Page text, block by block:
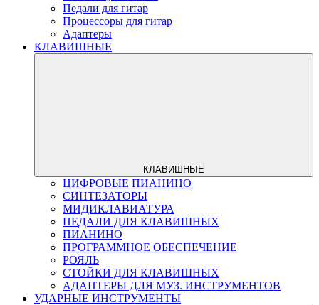
Педали для гитар
Процессоры для гитар
Адаптеры
КЛАВИШНЫЕ
КЛАВИШНЫЕ
ЦИФРОВЫЕ ПИАНИНО
СИНТЕЗАТОРЫ
МИДИКЛАВИАТУРА
ПЕДАЛИ ДЛЯ КЛАВИШНЫХ
ПИАНИНО
ПРОГРАММНОЕ ОБЕСПЕЧЕНИЕ
РОЯЛЬ
СТОЙКИ ДЛЯ КЛАВИШНЫХ
АДАПТЕРЫ ДЛЯ МУЗ. ИНСТРУМЕНТОВ
УДАРНЫЕ ИНСТРУМЕНТЫ